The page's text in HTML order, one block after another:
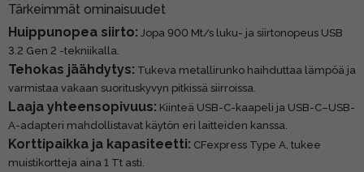
Tärkeimmät ominaisuudet
Huippunopea siirto: Jopa 900 Mt/s luku- ja siirtonopeus USB
3.2 Gen 2 -tekniikalla.
Tehokas jäähdytys: Tukeva metallirunko haihduttaa lämpöä ja
varmistaa vakaan suorituskyvyn pitkissä siirroissa.
Laaja yhteensopivuus: Kiinteä USB-C-kaapeli ja USB-C–USB-
A-adapteri mahdollistavat käytön eri laitteiden kanssa.
Korttipaikka ja kapasiteetti: CFexpress Type A, tukee
muistikortteja aina 1 Tt asti.